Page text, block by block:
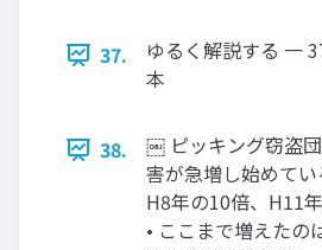
37.
ゆるく解説する 一
本
38.
￼ ピッキング窃盗
害が急増し始めて
H8年の10倍、H11
• ここまで増えたの